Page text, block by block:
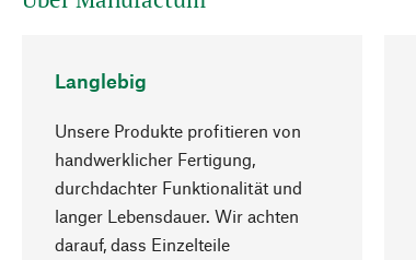
Langlebig
Unsere Produkte profitieren von
handwerklicher Fertigung,
durchdachter Funktionalität und
langer Lebensdauer. Wir achten
darauf, dass Einzelteile